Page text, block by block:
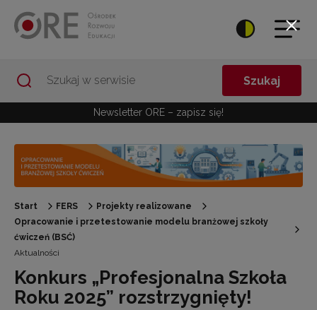
Szukaj
Newsletter ORE – zapisz się!
Start FERS
Projekty realizowane
Opracowanie i przetestowanie modelu branżowej szkoły
ćwiczeń (BSĆ)
Aktualności
Konkurs „Profesjonalna Szkoła
Roku 2025” rozstrzygnięty!